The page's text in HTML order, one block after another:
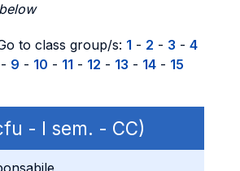
to class group/s: 1 - 2 - 3 - 4
- 9 - 10 - 11 - 12 - 13 - 14 - 15
- I sem. - CC)